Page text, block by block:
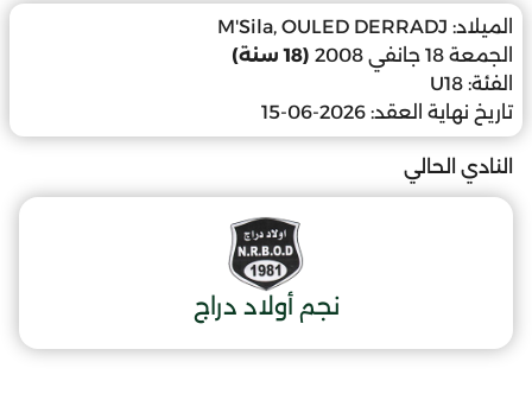
الميلاد: M'Sila, OULED DERRADJ
الجمعة 18 جانفي 2008
(18 سنة)
الفئة: U18
تاريخ نهاية العقد: 2026-06-15
النادي الحالي
نجم أولاد دراج